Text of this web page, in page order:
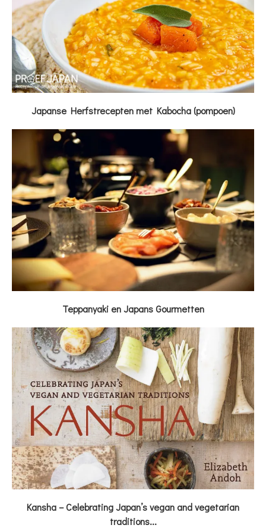
Japanse Herfstrecepten met Kabocha (pompoen)
Teppanyaki en Japans Gourmetten
Kansha – Celebrating Japan’s vegan and vegetarian
traditions...